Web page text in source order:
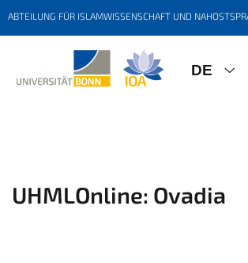
ABTEILUNG FÜR ISLAMWISSENSCHAFT UND
DE
UHMLOnline: Ovadia